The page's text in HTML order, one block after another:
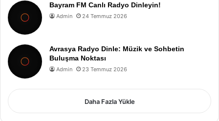
Bayram FM Canlı Radyo Dinleyin!
Admin 24 Temmuz 2026
Avrasya Radyo Dinle: Müzik ve Sohbetin
Buluşma Noktası
Admin 23 Temmuz 2026
Daha Fazla Yükle